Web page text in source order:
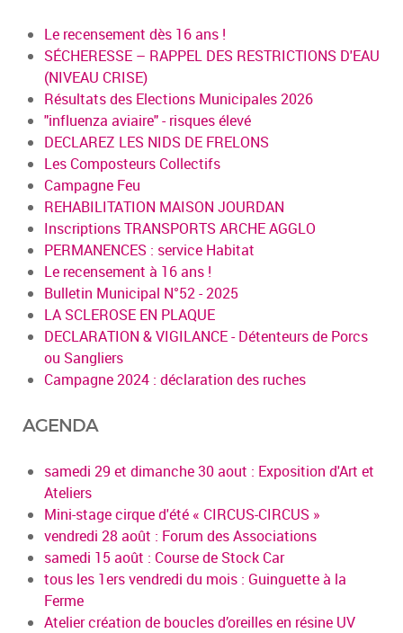
Le recensement dès 16 ans !
SÉCHERESSE – RAPPEL DES RESTRICTIONS D'EAU
(NIVEAU CRISE)
Résultats des Elections Municipales 2026
"influenza aviaire" - risques élevé
DECLAREZ LES NIDS DE FRELONS
Les Composteurs Collectifs
Campagne Feu
REHABILITATION MAISON JOURDAN
Inscriptions TRANSPORTS ARCHE AGGLO
PERMANENCES : service Habitat
Le recensement à 16 ans !
Bulletin Municipal N°52 - 2025
LA SCLEROSE EN PLAQUE
DECLARATION & VIGILANCE - Détenteurs de Porcs
ou Sangliers
Campagne 2024 : déclaration des ruches
AGENDA
samedi 29 et dimanche 30 aout : Exposition d'Art et
Ateliers
Mini-stage cirque d'été « CIRCUS-CIRCUS »
vendredi 28 août : Forum des Associations
samedi 15 août : Course de Stock Car
tous les 1ers vendredi du mois : Guinguette à la
Ferme
Atelier création de boucles d’oreilles en résine UV